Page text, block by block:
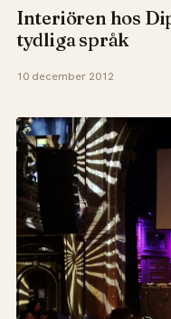
Interiören hos
tydliga språk
10 december 2012